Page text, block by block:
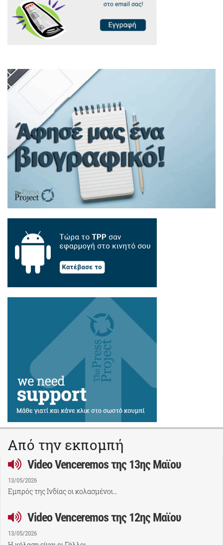
Από την εκπομπή
Video Venceremos της 13ης Μαϊου
13/05/2026
Εμπρός της Ινδίας οι κολασμένοι…
Video Venceremos της 12ης Μαϊου
13/05/2026